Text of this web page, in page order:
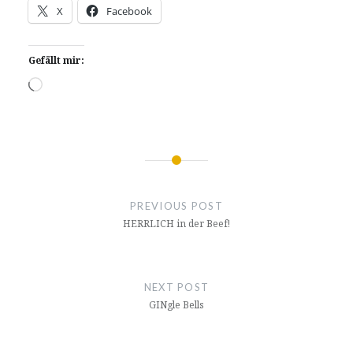
X Facebook
Gefällt mir:
Wird
Beitragsnavigation
PREVIOUS POST
HERRLICH in der Beef!
NEXT POST
GINgle Bells